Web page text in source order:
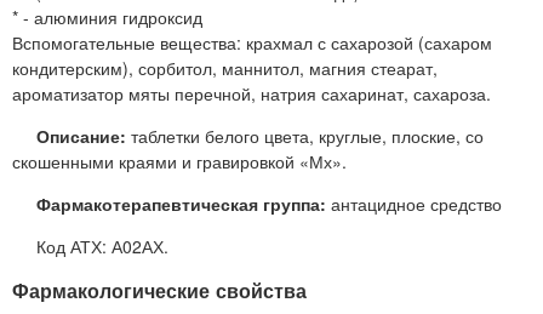
* - алюминия гидроксид
Вспомогательные вещества: крахмал с сахарозой (сахаром
кондитерским), сорбитол, маннитол, магния стеарат,
ароматизатор мяты перечной, натрия сахаринат, сахароза.
Описание: таблетки белого цвета, круглые, плоские, со
скошенными краями и гравировкой «Мх».
Фармакотерапевтическая группа: антацидное средство
Код АТХ: А02АХ.
Фармакологические свойства